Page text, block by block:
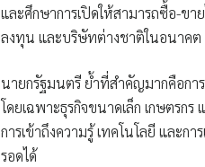
และศึกษาการเปิดให้สามารถซื้อ-ขา
ลงทุน และบริษัทต่างชาติในอนาคต
นายกรัฐมนตรี ย้ำที่สำคัญมากคือกา
โดยเฉพาะธุรกิจขนาดเล็ก เกษตร
การเข้าถึงความรู้ เทคโนโลยี และ
รอดได้